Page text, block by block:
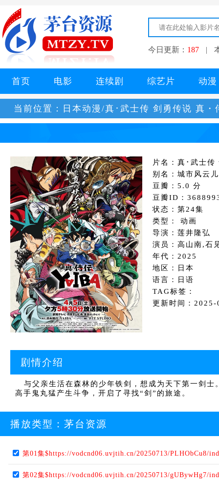
今日更新： 187 |
首页 电影 连续剧 综艺片 动漫
当前位置： 日本动漫/真･武士传 剑勇传说 真・
片名：真･武士
别名：城市风云
豆瓣：5.0 分
豆瓣ID：
状态：第24集
类型： 动画
导演：莲井隆弘
演员：高山南,石
年代：2025
地区：日本
语言：日语
TAG标签：
更新时间：
剧情介绍
与父亲生活在森林的少年铁剑，想成为天下第一剑士
高手鬼丸猛产生斗争，开启了寻找“剑”的旅途。
播放类型： 茅台资源
第01集$https://vodcnd06.uvjtih.cn/20250713/PLHObCu8/
第02集$https://vodcnd06.uvjtih.cn/20250713/gUBywHg7/